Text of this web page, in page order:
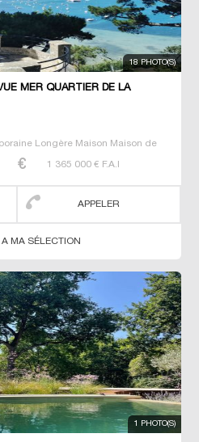
18 PHOTO(S)
MER QUARTIER DE LA
Longère Maison Maison de
1 365 000 € F.A.I
APPELER
MA SÉLECTION
1 PHOTO(S)